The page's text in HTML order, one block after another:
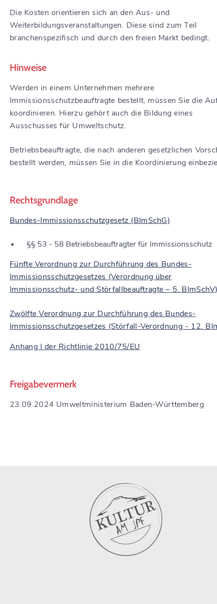
Die Kosten orientieren sich an den Aus- und
Weiterbildungsveranstaltungen. Diese sind zum Teil
branchenspezifisch und durch den freien Markt bedingt.
Hinweise
Werden in einem Unternehmen mehrere
Immissionsschutzbeauftragte bestellt, müssen Sie die
koordinieren. Hierzu gehört auch die Bildung eines
Ausschusses für Umweltschutz.
Betriebsbeauftragte, die nach anderen gesetzlichen
bestellt werden, müssen Sie in die Koordinierung
Rechtsgrundlage
Bundes-Immissionsschutzgesetz (BImSchG)
§§ 53 - 58 Betriebsbeauftragter für Immissionsschutz
Fünfte Verordnung zur Durchführung des Bundes-
Immissionsschutzgesetzes (Verordnung über
Immissionsschutz- und Störfallbeauftragte – 5.
Zwölfte Verordnung zur Durchführung des Bundes-
Immissionsschutzgesetzes (Störfall-Verordnung - 12.
Anhang I der Richtlinie 2010/75/EU
Freigabevermerk
23.09.2024 Umweltministerium Baden-Württemberg